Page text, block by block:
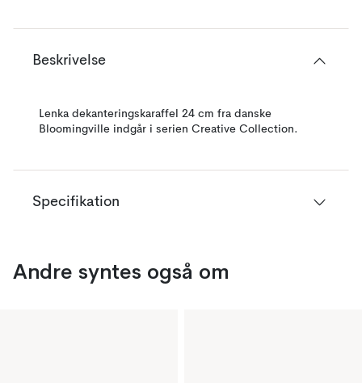
Beskrivelse
Lenka dekanteringskaraffel 24 cm fra danske
Bloomingville indgår i serien Creative Collection.
Specifikation
Andre syntes også om